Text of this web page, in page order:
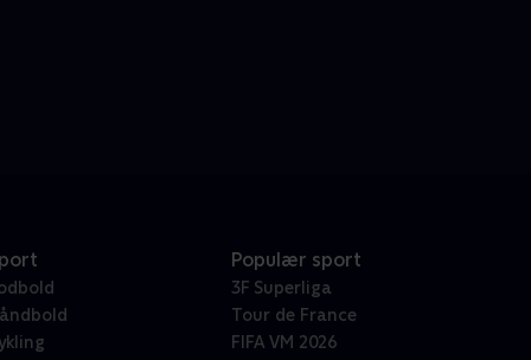
Populær sport
3F Superliga
Tour de France
FIFA VM 2026